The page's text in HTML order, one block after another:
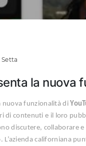
la nuova
nuova funzionalità di
di contenuti e il loro
discutere, collaborare
L’azienda californiana